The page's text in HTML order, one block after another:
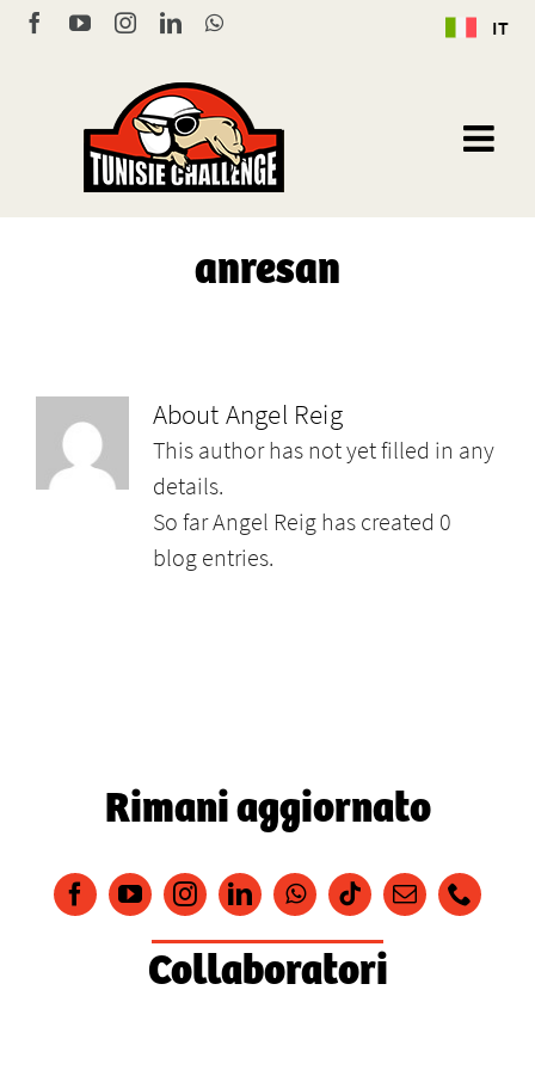
Skip
IT
FacebookYouTubeInstagram
LinkedInWhatsApp
anresan
About Angel Reig
This author has not yet filled in any
details.
So far Angel Reig has created 0
blog entries.
Rimani aggiornato
Collaboratori